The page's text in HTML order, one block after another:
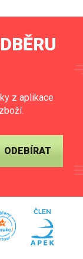
z aplikace
ODEBÍRAT